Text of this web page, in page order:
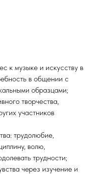
к музыке и искусству в
в общении с
образцами;
творчества,
участников
трудолюбие,
волю,
трудности;
через изучение и